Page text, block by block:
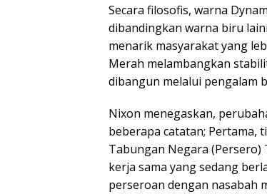
Secara filosofis, warna
dibandingkan warna biru
menarik masyarakat yang
Merah melambangkan
dibangun melalui pengalam
Nixon menegaskan,
beberapa catatan; Pertama,
Tabungan Negara (Persero)
kerja sama yang sedang
perseroan dengan nasabah